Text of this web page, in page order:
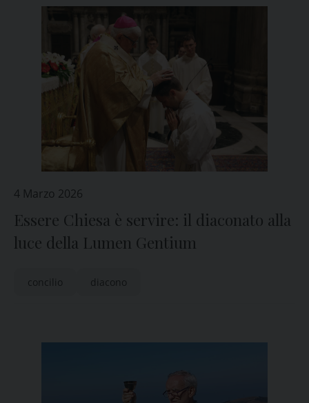
4 Marzo 2026
Essere Chiesa è servire: il diaconato alla
luce della Lumen Gentium
concilio diacono